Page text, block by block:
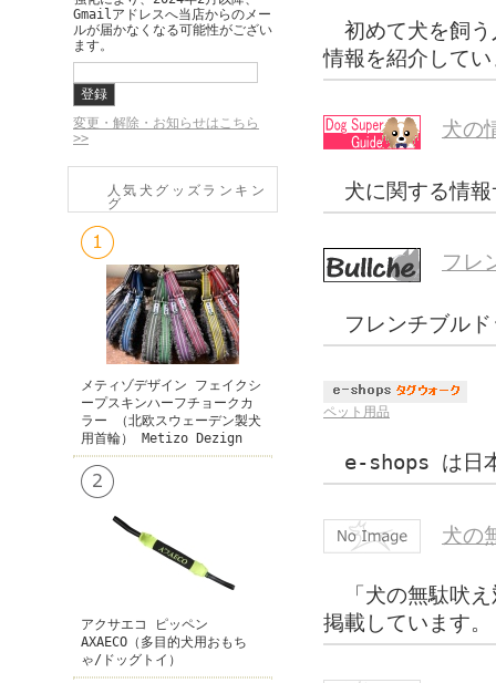
Gmailアドレスへ当店からのメー
ルが届かなくなる可能性がござい
ます。
変更・解除・お知らせはこちら
>>
人気犬グッズランキン
グ
メティゾデザイン フェイクシ
ープスキンハーフチョークカ
ラー （北欧スウェーデン製犬
用首輪） Metizo Dezign
アクサエコ ピッペン
AXAECO（多目的犬用おもち
ゃ/ドッグトイ）
初めて犬を飼う
情報を紹介して
犬の
犬に関する情報
フレ
フレンチブルド
ペット用品
e-shops は日本
犬の
「犬の無駄吠え
掲載しています。